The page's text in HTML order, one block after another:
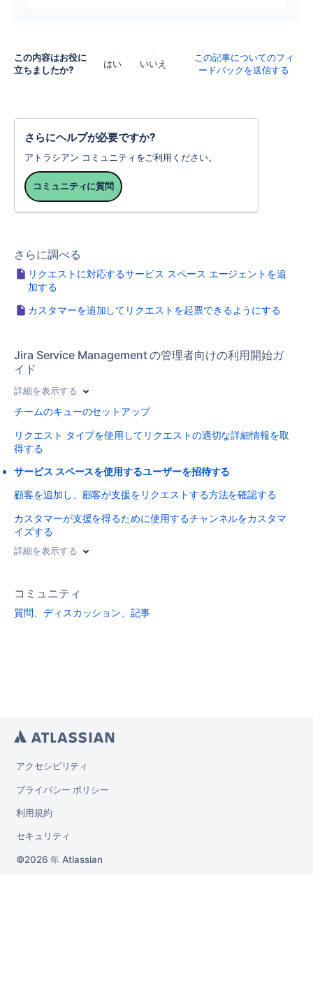
この内容はお役に
立ちましたか?
はい いいえ
この記事についてのフィ
ードバックを送信する
さらにヘルプが必要ですか?
アトラシアン コミュニティをご利用ください。
コミュニティに質問
さらに調べる
リクエストに対応するサービス スペース エージェントを追
加する
カスタマーを追加してリクエストを起票できるようにする
Jira Service Management の管理者向けの利用開始ガ
イド
詳細を表示する
チームのキューのセットアップ
リクエスト タイプを使用してリクエストの適切な詳細情報を取
得する
サービス スペースを使用するユーザーを招待する
顧客を追加し、顧客が支援をリクエストする方法を確認する
カスタマーが支援を得るために使用するチャンネルをカスタマ
イズする
詳細を表示する
コミュニティ
質問、ディスカッション、記事
アクセシビリティ
プライバシー ポリシー
利用規約
セキュリティ
2026 年 Atlassian